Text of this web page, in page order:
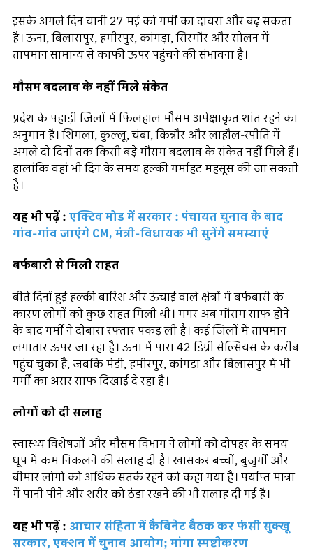
इसके अगले दिन यानी 27 मई को गर्मी का दायरा और बढ़ सकता
है। ऊना, बिलासपुर, हमीरपुर, कांगड़ा, सिरमौर और सोलन में
तापमान सामान्य से काफी ऊपर पहुंचने की संभावना है।
मौसम बदलाव के नहीं मिले संकेत
प्रदेश के पहाड़ी जिलों में फिलहाल मौसम अपेक्षाकृत शांत रहने का
अनुमान है। शिमला, कुल्लू, चंबा, किन्नौर और लाहौल-स्पीति में
अगले दो दिनों तक किसी बड़े मौसम बदलाव के संकेत नहीं मिले हैं।
हालांकि वहां भी दिन के समय हल्की गर्माहट महसूस की जा सकती
है।
यह भी पढ़ें : एक्टिव मोड में सरकार : पंचायत चुनाव के बाद
गांव-गांव जाएंगे CM, मंत्री-विधायक भी सुनेंगे समस्याएं
बर्फबारी से मिली राहत
बीते दिनों हुई हल्की बारिश और ऊंचाई वाले क्षेत्रों में बर्फबारी के
कारण लोगों को कुछ राहत मिली थी। मगर अब मौसम साफ होने
के बाद गर्मी ने दोबारा रफ्तार पकड़ ली है। कई जिलों में तापमान
लगातार ऊपर जा रहा है। ऊना में पारा 42 डिग्री सेल्सियस के करीब
पहुंच चुका है, जबकि मंडी, हमीरपुर, कांगड़ा और बिलासपुर में भी
गर्मी का असर साफ दिखाई दे रहा है।
लोगों को दी सलाह
स्वास्थ्य विशेषज्ञों और मौसम विभाग ने लोगों को दोपहर के समय
धूप में कम निकलने की सलाह दी है। खासकर बच्चों, बुजुर्गों और
बीमार लोगों को अधिक सतर्क रहने को कहा गया है। पर्याप्त मात्रा
में पानी पीने और शरीर को ठंडा रखने की भी सलाह दी गई है।
यह भी पढ़ें : आचार संहिता में कैबिनेट बैठक कर फंसी सुक्खू
सरकार, एक्शन में चुनाव आयोग; मांगा स्पष्टीकरण